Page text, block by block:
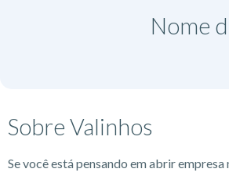
Nome
Sobre Valinhos
Se você está pensando em abrir